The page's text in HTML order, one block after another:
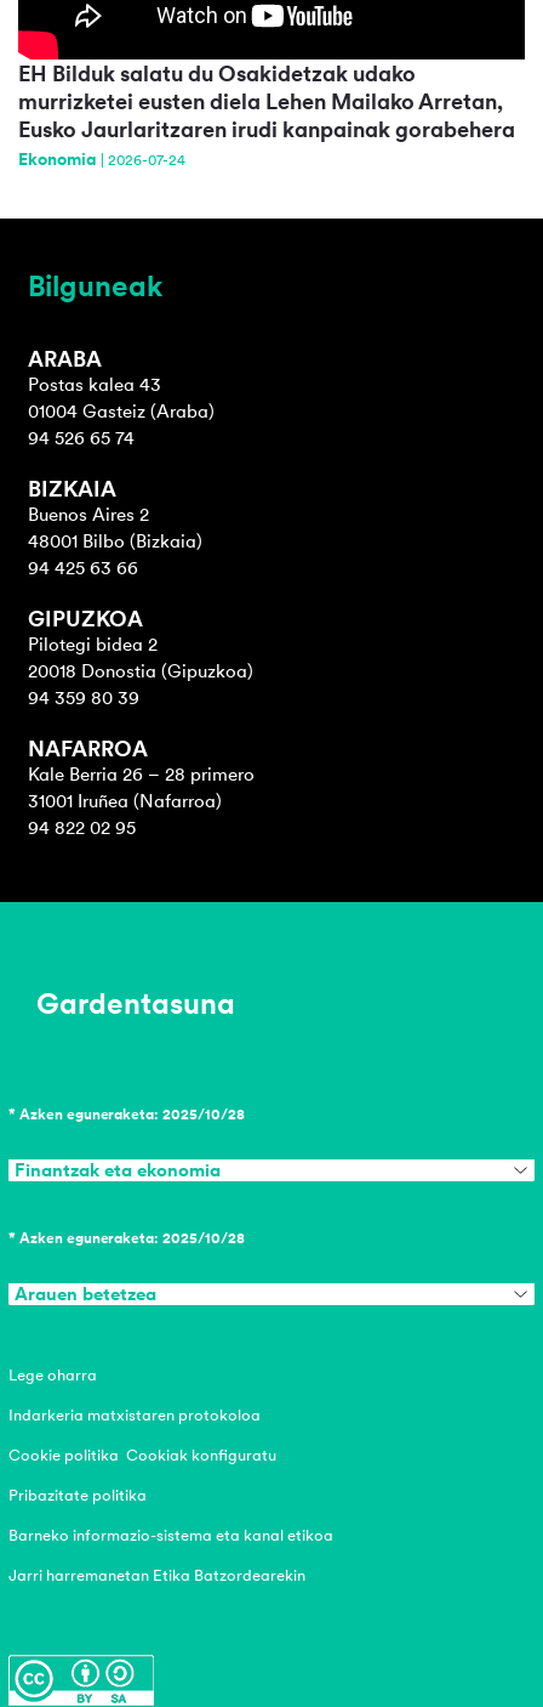
EH Bilduk salatu du Osakidetzak udako
murrizketei eusten diela Lehen Mailako Arretan,
Eusko Jaurlaritzaren irudi kanpainak gorabehera
Ekonomia 2026-07-24
Bilguneak
ARABA
Postas kalea 43
01004 Gasteiz (Araba)
94 526 65 74
BIZKAIA
Buenos Aires 2
48001 Bilbo (Bizkaia)
94 425 63 66
GIPUZKOA
Pilotegi bidea 2
20018 Donostia (Gipuzkoa)
94 359 80 39
NAFARROA
Kale Berria 26 – 28 primero
31001 Iruñea (Nafarroa)
94 822 02 95
Gardentasuna
* Azken eguneraketa: 2025/10/28
Finantzak eta ekonomia
* Azken eguneraketa: 2025/10/28
Arauen betetzea
Lege oharra
Indarkeria matxistaren protokoloa
Cookie politika Cookiak konfiguratu
Pribazitate politika
Barneko informazio-sistema eta kanal etikoa
Jarri harremanetan Etika Batzordearekin